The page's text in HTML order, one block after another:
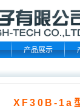
产品展示
XF30B-1a